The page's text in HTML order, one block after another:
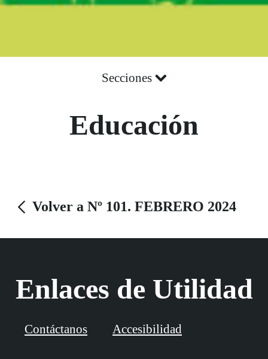
Secciones
Educación
Volver a Nº 101. FEBRERO 2024
Enlaces de Utilidad
Contáctanos Accesibilidad